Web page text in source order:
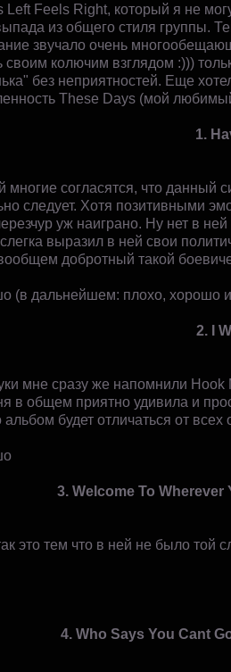
Feels Right, который я не
из общего стиля группы.
звучало очень
своим колючим взглядом :)))
без неприятностей. Еще
These Days (мой
1.
согласятся, что данный
следует. Хотя позитивными
уж наиграно. Ну нет в
выразил в ней свои
добротный такой
(в дальнейшем: плохо, хорошо
2. I
мне сразу же напомнили Hook
в общем приятно удивила и
альбом будет отличаться от всех
3. Welcome To Wherever
это тем что в ней не было той
4. Who Says You Cant